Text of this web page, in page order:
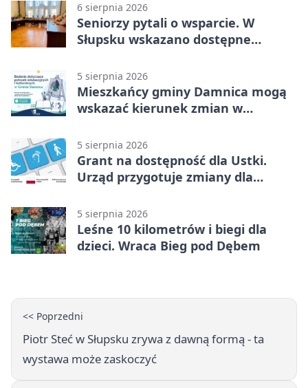
6 sierpnia 2026
Seniorzy pytali o wsparcie. W
Słupsku wskazano dostępne
5 sierpnia 2026
Mieszkańcy gminy Damnica mogą
wskazać kierunek zmian w
5 sierpnia 2026
Grant na dostępność dla Ustki.
Urząd przygotuje zmiany dla
5 sierpnia 2026
Leśne 10 kilometrów i biegi dla
dzieci. Wraca Bieg pod Dębem
<< Poprzedni
Piotr Steć w Słupsku zrywa z dawną formą - ta
wystawa może zaskoczyć